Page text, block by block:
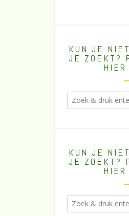
KUN JE
JE ZOEKT?
HIER
KUN JE
JE ZOEKT?
HIER